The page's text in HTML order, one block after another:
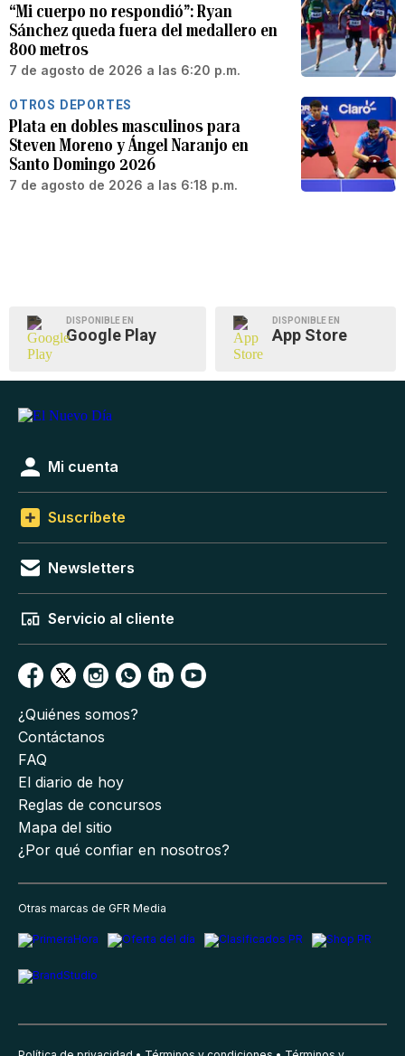
“Mi cuerpo no respondió”: Ryan
Sánchez queda fuera del medallero en
800 metros
7 de agosto de 2026 a las 6:20 p.m.
OTROS DEPORTES
Plata en dobles masculinos para
Steven Moreno y Ángel Naranjo en
Santo Domingo 2026
7 de agosto de 2026 a las 6:18 p.m.
DISPONIBLE EN
Google Play
DISPONIBLE EN
App Store
Mi cuenta
Suscríbete
Newsletters
Servicio al cliente
¿Quiénes somos?
Contáctanos
FAQ
El diario de hoy
Reglas de concursos
Mapa del sitio
¿Por qué confiar en nosotros?
Otras marcas de GFR Media